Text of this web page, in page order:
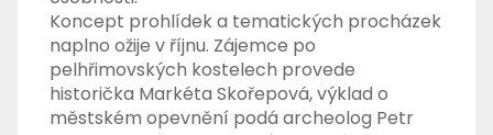
Koncept prohlídek a tematických procházek
naplno ožije v říjnu. Zájemce po
pelhřimovských kostelech provede
historička Markéta Skořepová, výklad o
městském opevnění podá archeolog Petr